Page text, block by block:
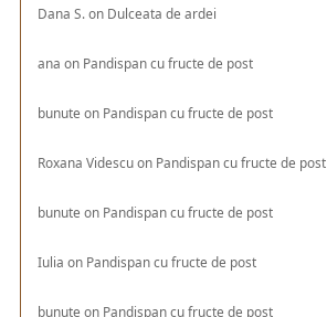
Dana S.on Dulceata de ardei
ana on Pandispan cu fructe de post
bunute on Pandispan cu fructe de post
Roxana Videscuon Pandispan cu fructe de post
bunute on Pandispan cu fructe de post
Iulia on Pandispan cu fructe de post
bunute on Pandispan cu fructe de post